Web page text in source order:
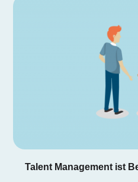
Talent Management ist